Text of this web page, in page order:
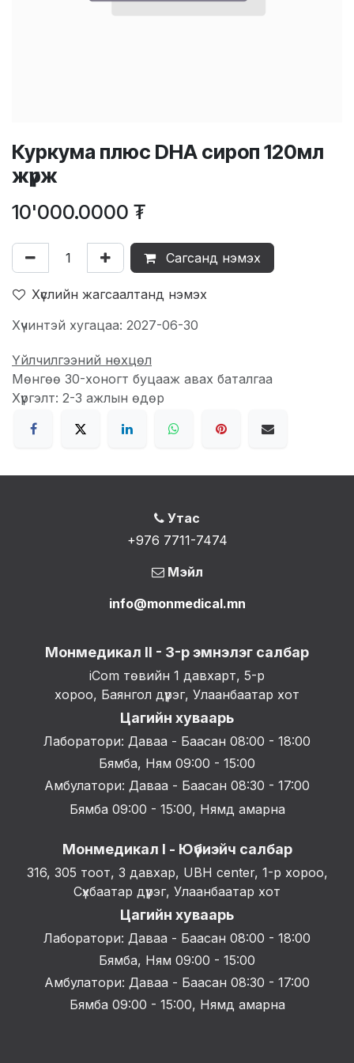
Куркума плюс DHA сироп 120мл
жүрж
10'000.0000 ₮
Сагсанд нэмэх
Хүслийн жагсаалтанд нэмэх
Хүчинтэй хугацаа: 2027-06-30
Үйлчилгээний нөхцөл
Мөнгөө 30-хоногт буцааж авах баталгаа
Хүргэлт: 2-3 ажлын өдөр
Утас
+976 7711-7474
Мэйл
info@monmedical.mn
Монмедикал II - 3-р эмнэлэг салбар
iCom төвийн 1 давхарт, 5-р
хороо, Баянгол дүүрэг, Улаанбаатар хот
Цагийн хуваарь
Лаборатори: Даваа - Баасан 08:00 - 18:00
Бямба, Ням 09:00 - 15:00
Амбулатори: Даваа - Баасан 08:30 - 17:00
Бямба 09:00 - 15:00, Нямд амарна
Монмедикал I - Юүбиэйч салбар
316, 305 тоот, 3 давхар, UBH center, 1-р хороо,
Сүхбаатар дүүрэг, Улаанбаатар хот
Цагийн хуваарь
Лаборатори: Даваа - Баасан 08:00 - 18:00
Бямба, Ням 09:00 - 15:00
Амбулатори: Даваа - Баасан 08:30 - 17:00
Бямба 09:00 - 15:00, Нямд амарна